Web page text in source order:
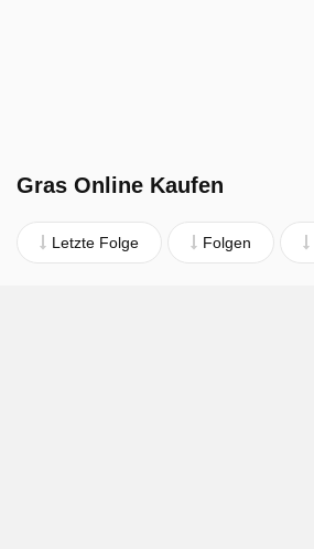
Gras Online Kaufen
Letzte Folge Folgen